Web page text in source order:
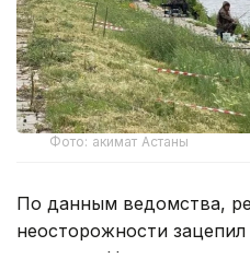
Фото: акимат Астаны
По данным ведомства,
неосторожности
крючком. Находившиеся